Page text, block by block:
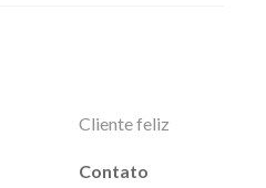
Cliente feliz
Contato